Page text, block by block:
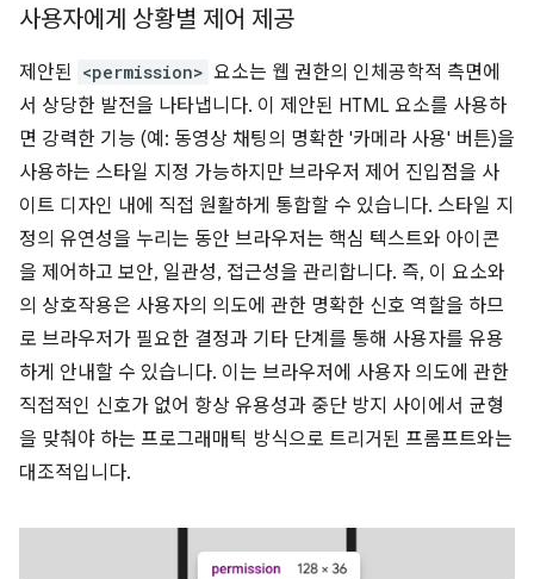
사용자에게 상황별 제어 제공
제안된 <permission> 요소는 웹 권한의 인체공학적 측면에
서 상당한 발전을 나타냅니다. 이 제안된 HTML 요소를 사용하
면 강력한 기능 (예: 동영상 채팅의 명확한 '카메라 사용' 버튼)을
사용하는 스타일 지정 가능하지만 브라우저 제어 진입점을 사
이트 디자인 내에 직접 원활하게 통합할 수 있습니다. 스타일 지
정의 유연성을 누리는 동안 브라우저는 핵심 텍스트와 아이콘
을 제어하고 보안, 일관성, 접근성을 관리합니다. 즉, 이 요소와
의 상호작용은 사용자의 의도에 관한 명확한 신호 역할을 하므
로 브라우저가 필요한 결정과 기타 단계를 통해 사용자를 유용
하게 안내할 수 있습니다. 이는 브라우저에 사용자 의도에 관한
직접적인 신호가 없어 항상 유용성과 중단 방지 사이에서 균형
을 맞춰야 하는 프로그래매틱 방식으로 트리거된 프롬프트와는
대조적입니다.